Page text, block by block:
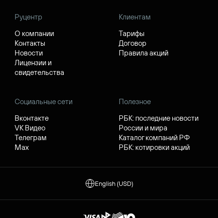
Руцентр
О компании
Контакты
Новости
Лицензии и
свидетельства
Клиентам
Тарифы
Договор
Правила акций
Социальные сети
Вконтакте
VK Видео
Телеграм
Max
Полезное
РБК: последние новости
России и мира
Каталог компаний РФ
РБК: котировки акций
English (USD)